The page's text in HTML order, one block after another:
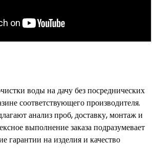
воды на дачу без посреднических
соответствующего производителя.
анализ проб, доставку, монтаж и
выполнение заказа подразумевает
гарантии на изделия и качество